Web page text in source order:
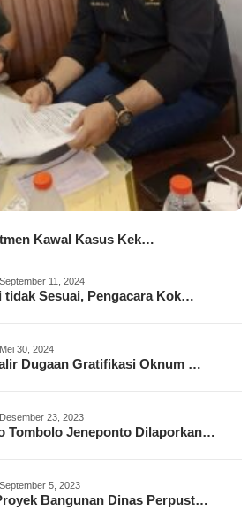
Kawal Kasus Kek…
September 11, 2024
tidak Sesuai, Pengacara Kok…
Mei 30, 2024
Dugaan Gratifikasi Oknum …
Desember 23, 2023
Tombolo Jeneponto Dilaporkan…
September 5, 2023
Bangunan Dinas Perpust…